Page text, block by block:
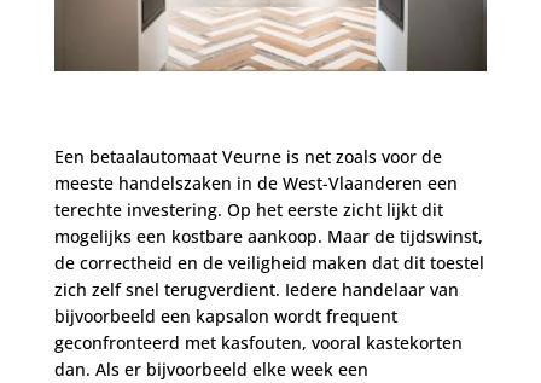
Een betaalautomaat Veurne is net zoals voor de
meeste handelszaken in de West-Vlaanderen een
terechte investering. Op het eerste zicht lijkt dit
mogelijks een kostbare aankoop. Maar de tijdswinst,
de correctheid en de veiligheid maken dat dit toestel
zich zelf snel terugverdient. Iedere handelaar van
bijvoorbeeld een kapsalon wordt frequent
geconfronteerd met kasfouten, vooral kastekorten
dan. Als er bijvoorbeeld elke week een